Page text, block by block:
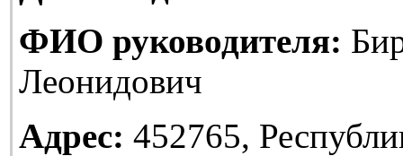
ФИО руководителя:
Леонидович
Адрес: 452765,